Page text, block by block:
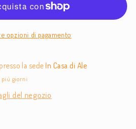
opzioni di pagamento
la sedeIn Casa di Ale
più giorni
del negozio